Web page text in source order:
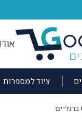
ציוד למספרות
ברגליים